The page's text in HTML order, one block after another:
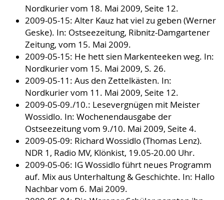
Nordkurier vom 18. Mai 2009, Seite 12.
2009-05-15: Alter Kauz hat viel zu geben (Werner
Geske). In: Ostseezeitung, Ribnitz-Damgartener
Zeitung, vom 15. Mai 2009.
2009-05-15: He hett sien Markenteeken weg. In:
Nordkurier vom 15. Mai 2009, S. 26.
2009-05-11: Aus den Zettelkästen. In:
Nordkurier vom 11. Mai 2009, Seite 12.
2009-05-09./10.: Lesevergnügen mit Meister
Wossidlo. In: Wochenendausgabe der
Ostseezeitung vom 9./10. Mai 2009, Seite 4.
2009-05-09: Richard Wossidlo (Thomas Lenz).
NDR 1, Radio MV, Klönkist, 19.05-20.00 Uhr.
2009-05-06: IG Wossidlo führt neues Programm
auf. Mix aus Unterhaltung & Geschichte. In: Hallo
Nachbar vom 6. Mai 2009.